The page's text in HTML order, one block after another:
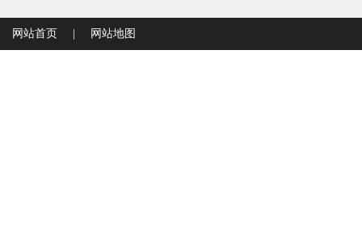
网站首页 网站地图